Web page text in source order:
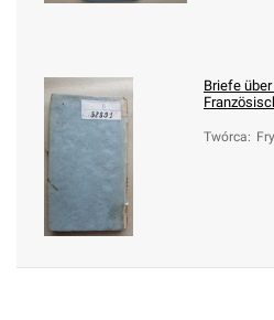
Briefe
Twórca: